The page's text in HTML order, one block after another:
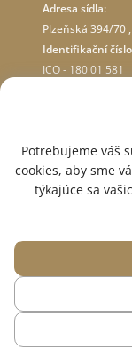
Adresa sídla:
Plzeňská 394/70
Identifikační
ICO - 180 01 581
O OBCHODE
SME V SOCIÁLNYCH
© 2015 — 2026,
Potrebujeme váš
cookies, aby sme
týkajúce sa